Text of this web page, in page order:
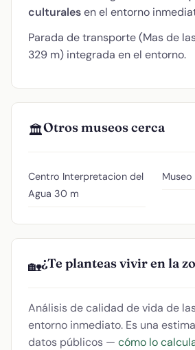
culturalesen el entorno
Parada de transporte (Mas de
329 m) integrada en el entorno.
🏛️Otros museos cerca
Centro Interpretacion del
Agua 30 m
Museo
🏡¿Te planteas vivir en la
Análisis de calidad de vida de
entorno inmediato. Es una
datos públicos — cómo lo